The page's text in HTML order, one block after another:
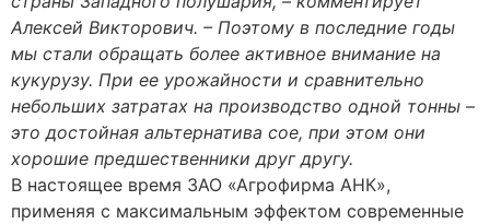
Алексей Викторович. – Поэтому в последние годы
мы стали обращать более активное внимание на
кукурузу. При ее урожайности и сравнительно
небольших затратах на производство одной тонны –
это достойная альтернатива сое, при этом они
хорошие предшественники друг другу.
В настоящее время ЗАО «Агрофирма АНК»,
применяя с максимальным эффектом современные